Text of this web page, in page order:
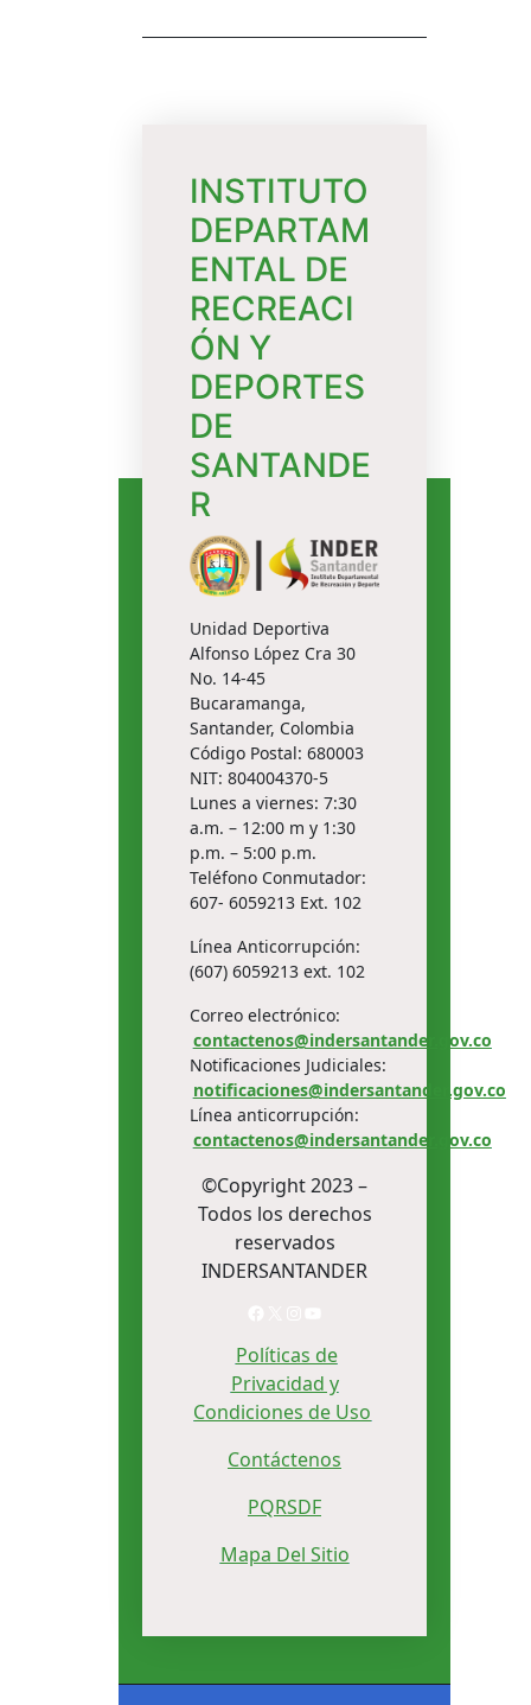
INSTITUTO
DEPARTAM
ENTAL DE
RECREACI
ÓN Y
DEPORTES
DE
SANTANDE
R
Unidad Deportiva
Alfonso López Cra 30
No. 14-45
Bucaramanga,
Santander, Colombia
Código Postal: 680003
NIT: 804004370-5
Lunes a viernes: 7:30
a.m. – 12:00 m y 1:30
p.m. – 5:00 p.m.
Teléfono Conmutador:
607- 6059213 Ext. 102
Línea Anticorrupción:
(607) 6059213 ext. 102
Correo electrónico:
contactenos@indersantander.gov.co
Notificaciones Judiciales:
notificaciones@indersantander.gov.co
Línea anticorrupción:
contactenos@indersantander.gov.co
©Copyright 2023 –
Todos los derechos
reservados
INDERSANTANDER
Políticas de
Privacidad y
Condiciones de Uso
Contáctenos
PQRSDF
Mapa Del Sitio